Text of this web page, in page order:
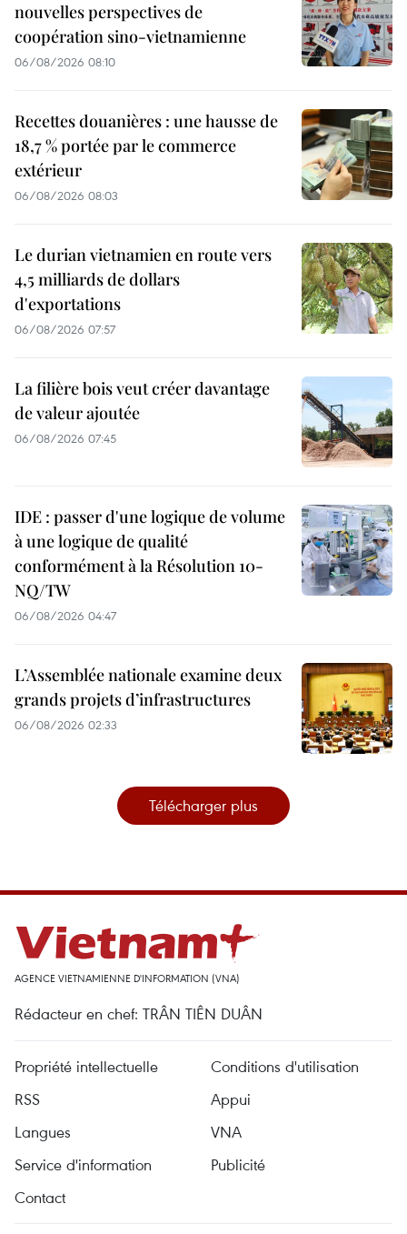
nouvelles perspectives de
coopération sino-vietnamienne
06/08/2026 08:10
Recettes douanières : une hausse de
18,7 % portée par le commerce
extérieur
06/08/2026 08:03
Le durian vietnamien en route vers
4,5 milliards de dollars
d'exportations
06/08/2026 07:57
La filière bois veut créer davantage
de valeur ajoutée
06/08/2026 07:45
IDE : passer d'une logique de volume
à une logique de qualité
conformément à la Résolution 10-
NQ/TW
06/08/2026 04:47
L’Assemblée nationale examine deux
grands projets d’infrastructures
06/08/2026 02:33
Télécharger plus
AGENCE VIETNAMIENNE D'INFORMATION (VNA)
Rédacteur en chef: TRÂN TIÊN DUÂN
Propriété intellectuelle
Conditions d'utilisation
RSS
Appui
Langues
VNA
Service d'information
Publicité
Contact